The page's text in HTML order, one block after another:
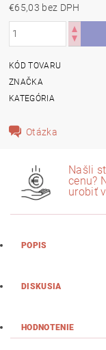
€65,03 bez DPH
KÓD TOVARU
ZNAČKA
KATEGÓRIA
Otázka
Našli
cenu?
urobiť
POPIS
DISKUSIA
HODNOTENIE